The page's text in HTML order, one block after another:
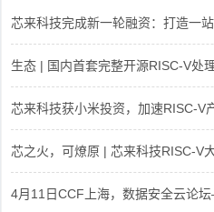
芯来科技完成新一轮融资：打造一
生态 | 国内首套完整开源RISC-V处
芯来科技获小米投资，加速RISC-V
芯之火，可燎原 | 芯来科技RISC-V
4月11日CCF上海，数据安全云论